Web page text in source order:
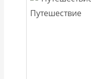
Путешествие